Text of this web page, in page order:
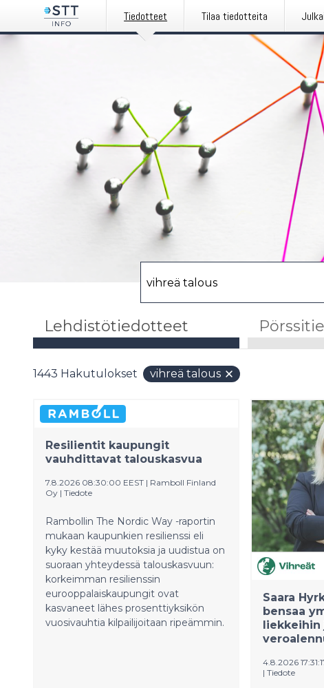
Tiedotteet Tilaa tiedotteita
Lehdistötiedotteet
1443 Hakutulokset vihreä talous
Resilientit kaupungit
vauhdittavat talouskasvua
7.8.2026 08:30:00 EEST | Ramboll Finland
Oy | Tiedote
Rambollin The Nordic Way -raportin
mukaan kaupunkien resilienssi eli
kyky kestää muutoksia ja uudistua on
suoraan yhteydessä talouskasvuun:
korkeimman resilienssin
eurooppalaiskaupungit ovat
kasvaneet lähes prosenttiyksikön
vuosivauhtia kilpailijoitaan ripeämmin.
Saara
bensaa
liekkeihin
4.8.2026
| Tiedote